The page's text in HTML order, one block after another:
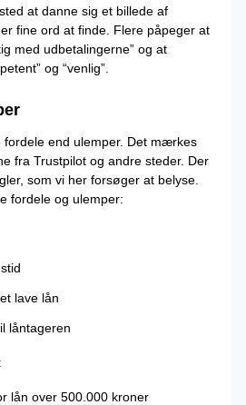
at danne sig et billede af
fine ord at finde. Flere påpeger at
med udbetalingerne” og at
og “venlig”.
fordele end ulemper. Det mærkes
fra Trustpilot og andre steder. Der
som vi her forsøger at belyse.
fordele og ulemper:
lave lån
låntageren
lån over 500.000 kroner